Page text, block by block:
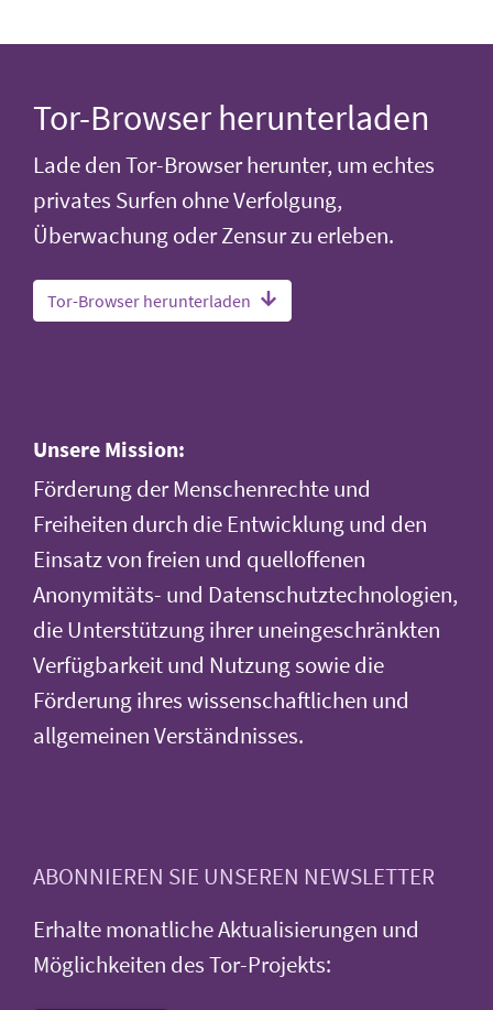
Tor-Browser herunterladen
Lade den Tor-Browser herunter, um echtes
privates Surfen ohne Verfolgung,
Überwachung oder Zensur zu erleben.
Tor-Browser herunterladen
Unsere Mission:
Förderung der Menschenrechte und
Freiheiten durch die Entwicklung und den
Einsatz von freien und quelloffenen
Anonymitäts- und Datenschutztechnologien,
die Unterstützung ihrer uneingeschränkten
Verfügbarkeit und Nutzung sowie die
Förderung ihres wissenschaftlichen und
allgemeinen Verständnisses.
ABONNIEREN SIE UNSEREN NEWSLETTER
Erhalte monatliche Aktualisierungen und
Möglichkeiten des Tor-Projekts: